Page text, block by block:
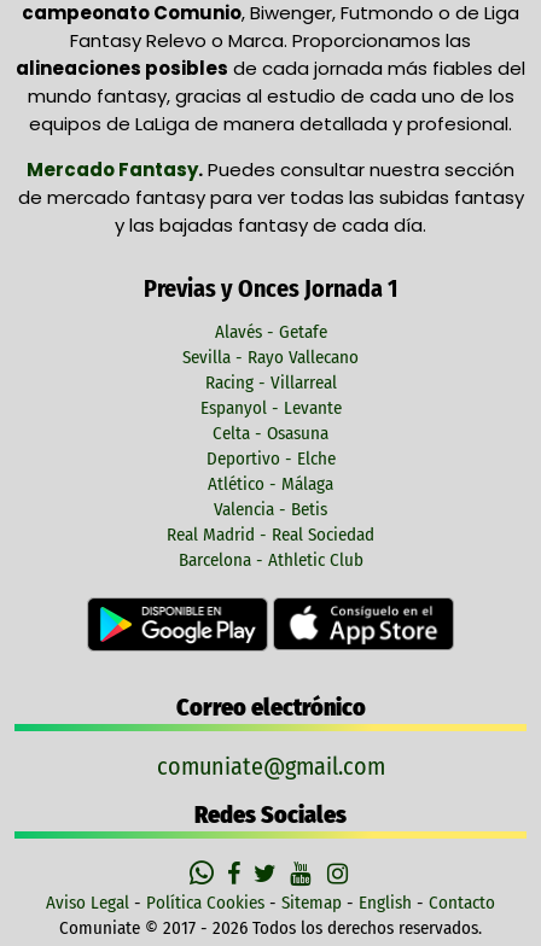
campeonato Comunio, Biwenger, Futmondo o de Liga
Fantasy Relevo o Marca. Proporcionamos las
alineaciones posibles de cada jornada más fiables del
mundo fantasy, gracias al estudio de cada uno de los
equipos de LaLiga de manera detallada y profesional.
Mercado Fantasy.Puedes consultar nuestra sección
de mercado fantasy para ver todas las subidas fantasy
y las bajadas fantasy de cada día.
Previas y Onces Jornada 1
Alavés - Getafe
Sevilla - Rayo Vallecano
Racing - Villarreal
Espanyol - Levante
Celta - Osasuna
Deportivo - Elche
Atlético - Málaga
Valencia - Betis
Real Madrid - Real Sociedad
Barcelona - Athletic Club
Correo electrónico
comuniate@gmail.com
Redes Sociales
Aviso Legal - Política Cookies - Sitemap - English - Contacto
Comuniate © 2017 - 2026 Todos los derechos reservados.